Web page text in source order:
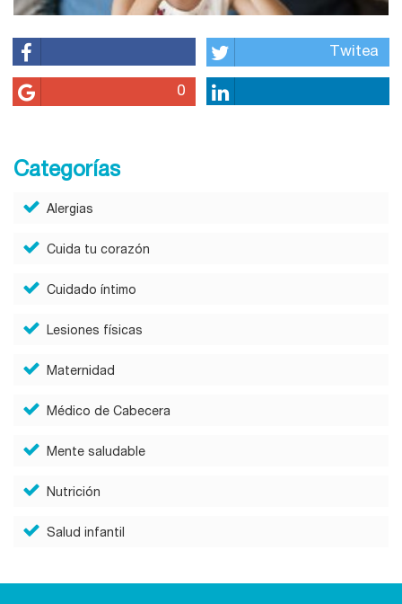
Twitea
0
Categorías
Alergias
Cuida tu corazón
Cuidado íntimo
Lesiones físicas
Maternidad
Médico de Cabecera
Mente saludable
Nutrición
Salud infantil